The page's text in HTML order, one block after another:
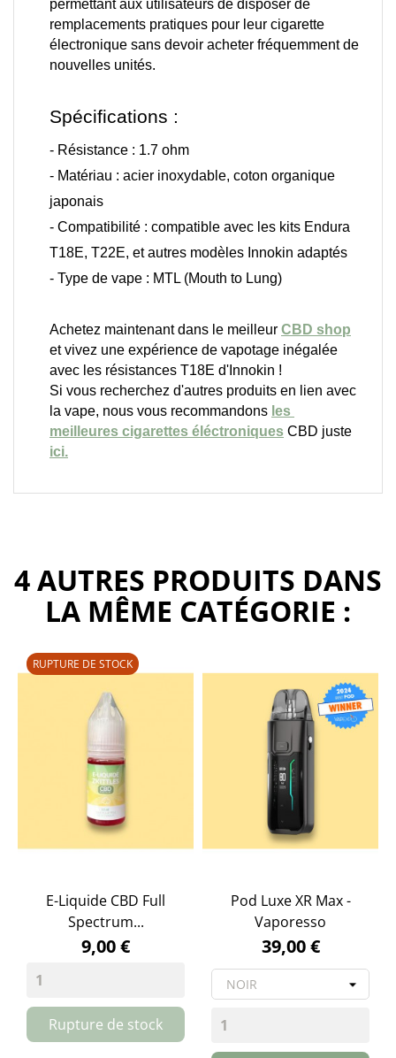
permettant aux utilisateurs de disposer de
remplacements pratiques pour leur cigarette
électronique sans devoir acheter fréquemment de
nouvelles unités.
Spécifications :
- Résistance : 1.7 ohm
- Matériau : acier inoxydable, coton organique
japonais
- Compatibilité : compatible avec les kits Endura
T18E, T22E, et autres modèles Innokin adaptés
- Type de vape : MTL (Mouth to Lung)
Achetez maintenant dans le meilleur CBD shop
et vivez une expérience de vapotage inégalée
avec les résistances T18E d'Innokin !
Si vous recherchez d'autres produits en lien avec
la vape, nous vous recommandons les
meilleures cigarettes éléctroniques
ici.
4 AUTRES PRODUITS DANS
LA MÊME CATÉGORIE :
E-Liquide CBD Full
Spectrum...
9,00 €
Rupture de stock
RUPTURE DE STOCK
Pod Luxe XR Max -
Vaporesso
39,00 €